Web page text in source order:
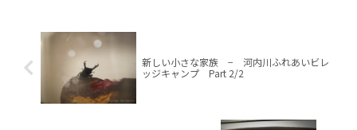
新しい小さな家族 − 河内川ふれあいビレ
ッジキャンプ Part 2/2